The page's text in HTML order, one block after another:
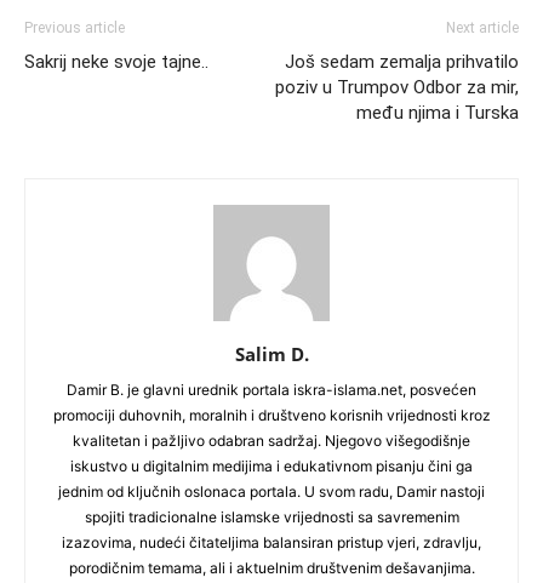
Previous article
Sakrij neke svoje tajne..
Next article
Još sedam zemalja prihvatilo
poziv u Trumpov Odbor za mir,
među njima i Turska
Salim D.
Damir B. je glavni urednik portala iskra-islama.net, posvećen
promociji duhovnih, moralnih i društveno korisnih vrijednosti kroz
kvalitetan i pažljivo odabran sadržaj. Njegovo višegodišnje
iskustvo u digitalnim medijima i edukativnom pisanju čini ga
jednim od ključnih oslonaca portala. U svom radu, Damir nastoji
spojiti tradicionalne islamske vrijednosti sa savremenim
izazovima, nudeći čitateljima balansiran pristup vjeri, zdravlju,
porodičnim temama, ali i aktuelnim društvenim dešavanjima.